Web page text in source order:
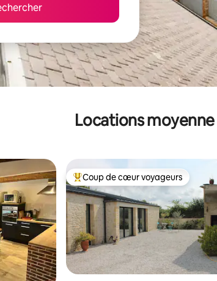
Locations
Coups de cœur voyageurs les plus
Coup de cœur voyageurs